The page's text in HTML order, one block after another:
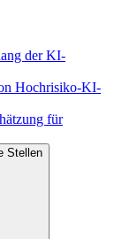
der KI-
Hochrisiko-KI-
für
Stellen